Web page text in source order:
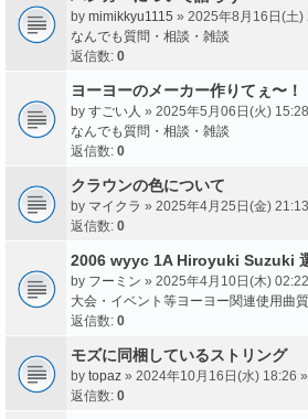
by mimikkyu1115 » 2025年8月16日(土)
なんでも質問・相談・雑談
返信数: 0
ヨーヨーのメーカー作りてぇ〜！
by すごい人 » 2025年5月06日(火)
なんでも質問・相談・雑談
返信数: 0
クラウンの色について
by マイクラ » 2025年4月25日(金)
返信数: 0
2006 wyyc 1A Hiroyuki Suzuki
by フーミン » 2025年4月10日(木)
大会・イベント等ヨーヨー関連使用曲
返信数: 0
モズに同梱しているストリング
by topaz » 2024年10月16日(水) 18:26
返信数: 0